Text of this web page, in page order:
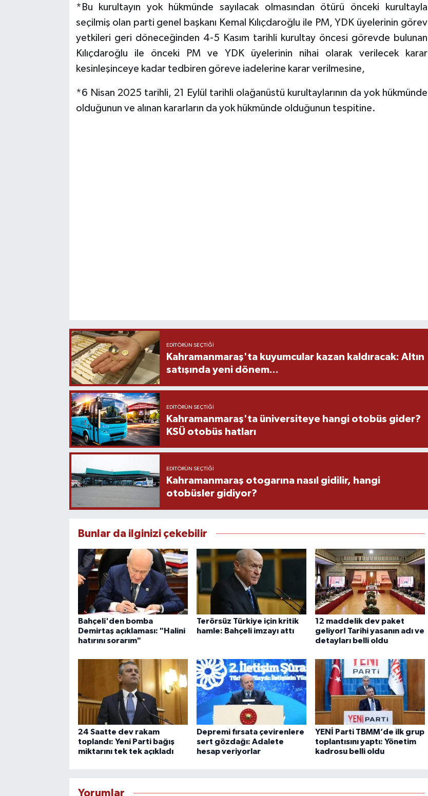
*Bu kurultayın yok hükmünde sayılacak olmasından ötürü önceki kurultayla
seçilmiş olan parti genel başkanı Kemal Kılıçdaroğlu ile PM, YDK üyelerinin görev
yetkileri geri döneceğinden 4-5 Kasım tarihli kurultay öncesi görevde bulunan
Kılıçdaroğlu ile önceki PM ve YDK üyelerinin nihai olarak verilecek karar
kesinleşinceye kadar tedbiren göreve iadelerine karar verilmesine,
*6 Nisan 2025 tarihli, 21 Eylül tarihli olağanüstü kurultaylarının da yok hükmünde
olduğunun ve alınan kararların da yok hükmünde olduğunun tespitine.
EDITÖRÜN SEÇTIĞI
Kahramanmaraş'ta kuyumcular kazan kaldıracak: Altın
satışında yeni dönem...
EDITÖRÜN SEÇTIĞI
Kahramanmaraş'ta üniversiteye hangi otobüs gider?
KSÜ otobüs hatları
EDITÖRÜN SEÇTIĞI
Kahramanmaraş otogarına nasıl gidilir, hangi
otobüsler gidiyor?
Bunlar da ilginizi çekebilir
Bahçeli'den bomba
Demirtaş açıklaması: "Halini
hatırını sorarım"
Terörsüz Türkiye için kritik
hamle: Bahçeli imzayı attı
12 maddelik dev paket
geliyor! Tarihi yasanın adı ve
detayları belli oldu
24 Saatte dev rakam
toplandı: Yeni Parti bağış
miktarını tek tek açıkladı
Depremi fırsata çevirenlere
sert gözdağı: Adalete
hesap veriyorlar
YENİ Parti TBMM’de ilk grup
toplantısını yaptı: Yönetim
kadrosu belli oldu
Yorumlar